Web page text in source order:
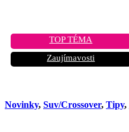
TOP TÉMA
Zaujímavosti
Novinky, Suv/Crossover, Tipy,